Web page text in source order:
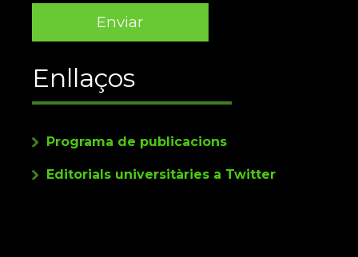
Enllaços
Programa de publicacions
Editorials universitàries a Twitter